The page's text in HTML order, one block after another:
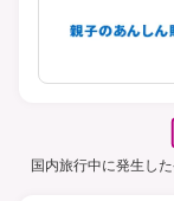
国内旅行中に発生し